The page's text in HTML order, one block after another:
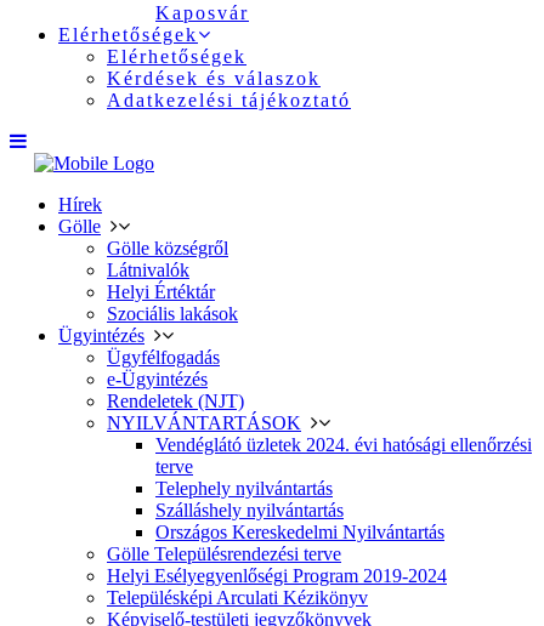
Kaposvár
Elérhetőségek
Elérhetőségek
Kérdések és válaszok
Adatkezelési tájékoztató
Hírek
Gölle
Gölle községről
Látnivalók
Helyi Értéktár
Szociális lakások
Ügyintézés
Ügyfélfogadás
e-Ügyintézés
Rendeletek (NJT)
NYILVÁNTARTÁSOK
Vendéglátó üzletek 2024. évi hatósági ellenőrzési
terve
Telephely nyilvántartás
Szálláshely nyilvántartás
Országos Kereskedelmi Nyilvántartás
Gölle Településrendezési terve
Helyi Esélyegyenlőségi Program 2019-2024
Településképi Arculati Kézikönyv
Képviselő-testületi jegyzőkönyvek